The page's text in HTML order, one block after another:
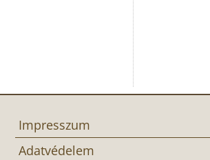
Impresszum
Adatvédelem